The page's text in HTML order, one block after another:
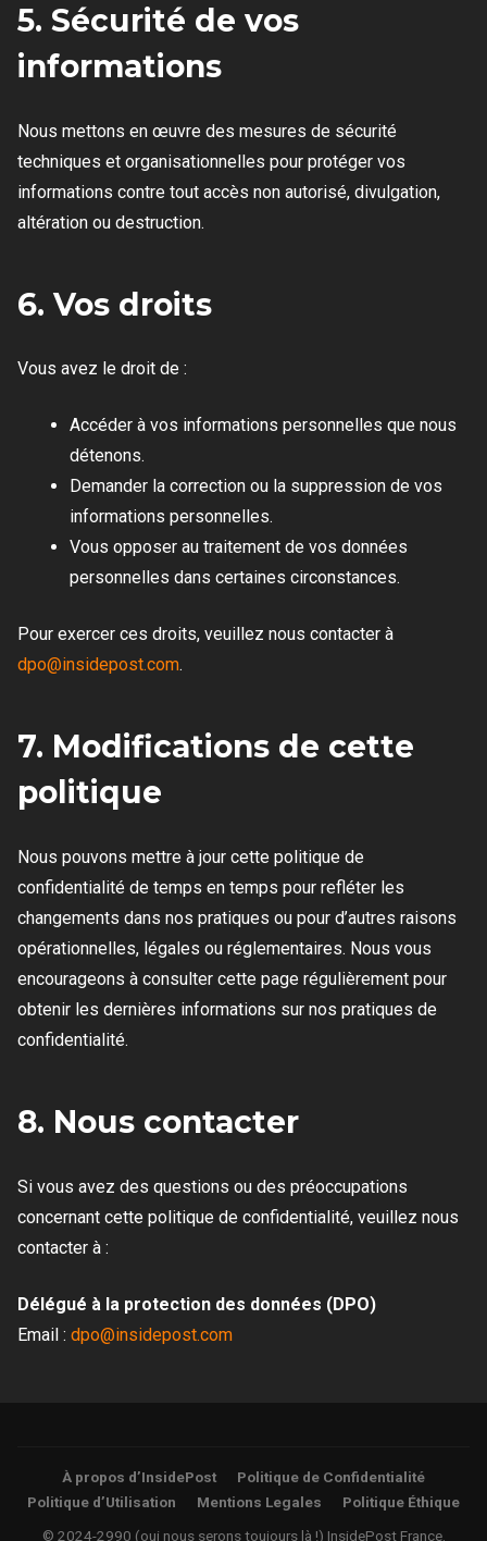
5. Sécurité de vos
informations
Nous mettons en œuvre des mesures de sécurité
techniques et organisationnelles pour protéger vos
informations contre tout accès non autorisé, divulgation,
altération ou destruction.
6. Vos droits
Vous avez le droit de :
Accéder à vos informations personnelles que nous
détenons.
Demander la correction ou la suppression de vos
informations personnelles.
Vous opposer au traitement de vos données
personnelles dans certaines circonstances.
Pour exercer ces droits, veuillez nous contacter à
dpo@insidepost.com.
7. Modifications de cette
politique
Nous pouvons mettre à jour cette politique de
confidentialité de temps en temps pour refléter les
changements dans nos pratiques ou pour d’autres raisons
opérationnelles, légales ou réglementaires. Nous vous
encourageons à consulter cette page régulièrement pour
obtenir les dernières informations sur nos pratiques de
confidentialité.
8. Nous contacter
Si vous avez des questions ou des préoccupations
concernant cette politique de confidentialité, veuillez nous
contacter à :
Délégué à la protection des données (DPO)
Email : dpo@insidepost.com
À propos d’InsidePost
Politique de Confidentialité
Politique d’Utilisation
Mentions Legales
Politique Éthique
© 2024-2990 (oui nous serons toujours là !) InsidePost France.